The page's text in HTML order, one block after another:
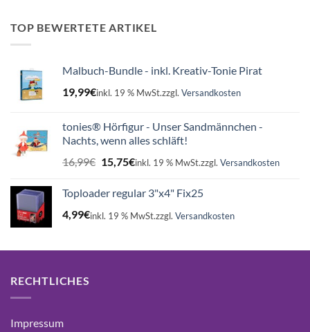
16,99€15,75€.
TOP BEWERTETE ARTIKEL
Malbuch-Bundle - inkl. Kreativ-Tonie Pirat
19,99€inkl. 19 % MwSt.zzgl. Versandkosten
tonies® Hörfigur - Unser Sandmännchen -
Nachts, wenn alles schläft!
16,99€ Ursprünglicher
Preis
16,99€
15,75€Aktueller
15,75€.
inkl. 19 % MwSt.zzgl. Versandkosten
Toploader regular 3"x4" Fix25
4,99€inkl. 19 % MwSt.zzgl. Versandkosten
RECHTLICHES
Impressum